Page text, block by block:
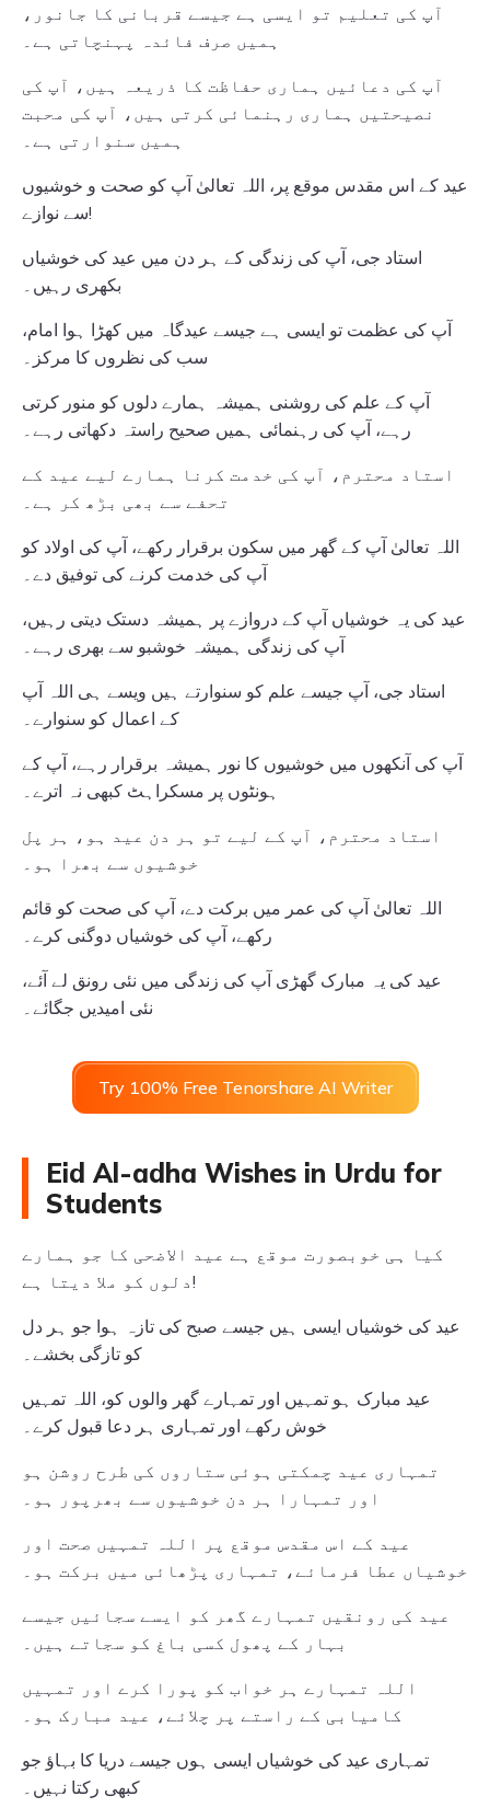
آپ کی تعلیم تو ایسی ہے جیسے قربانی کا جانور،
ہمیں صرف فائدہ پہنچاتی ہے۔
آپ کی دعائیں ہماری حفاظت کا ذریعہ ہیں، آپ کی
نصیحتیں ہماری رہنمائی کرتی ہیں، آپ کی محبت
ہمیں سنوارتی ہے۔
عید کے اس مقدس موقع پر، اللہ تعالیٰ آپ کو صحت و خوشیوں
سے نوازے!
استاد جی، آپ کی زندگی کے ہر دن میں عید کی خوشیاں
بکھری رہیں۔
آپ کی عظمت تو ایسی ہے جیسے عیدگاہ میں کھڑا ہوا امام،
سب کی نظروں کا مرکز۔
آپ کے علم کی روشنی ہمیشہ ہمارے دلوں کو منور کرتی
رہے، آپ کی رہنمائی ہمیں صحیح راستہ دکھاتی رہے۔
استاد محترم، آپ کی خدمت کرنا ہمارے لیے عید کے
تحفے سے بھی بڑھ کر ہے۔
اللہ تعالیٰ آپ کے گھر میں سکون برقرار رکھے، آپ کی اولاد کو
آپ کی خدمت کرنے کی توفیق دے۔
عید کی یہ خوشیاں آپ کے دروازے پر ہمیشہ دستک دیتی رہیں،
آپ کی زندگی ہمیشہ خوشبو سے بھری رہے۔
استاد جی، آپ جیسے علم کو سنوارتے ہیں ویسے ہی اللہ آپ
کے اعمال کو سنوارے۔
آپ کی آنکھوں میں خوشیوں کا نور ہمیشہ برقرار رہے، آپ کے
ہونٹوں پر مسکراہٹ کبھی نہ اترے۔
استاد محترم، آپ کے لیے تو ہر دن عید ہو، ہر پل
خوشیوں سے بھرا ہو۔
اللہ تعالیٰ آپ کی عمر میں برکت دے، آپ کی صحت کو قائم
رکھے، آپ کی خوشیاں دوگنی کرے۔
عید کی یہ مبارک گھڑی آپ کی زندگی میں نئی رونق لے آئے،
نئی امیدیں جگائے۔
Try 100% Free Tenorshare AI Writer
Eid Al-adha Wishes in Urdu for
Students
کیا ہی خوبصورت موقع ہے عید الاضحی کا جو ہمارے
دلوں کو ملا دیتا ہے!
عید کی خوشیاں ایسی ہیں جیسے صبح کی تازہ ہوا جو ہر دل
کو تازگی بخشے۔
عید مبارک ہو تمہیں اور تمہارے گھر والوں کو، اللہ تمہیں
خوش رکھے اور تمہاری ہر دعا قبول کرے۔
تمہاری عید چمکتی ہوئی ستاروں کی طرح روشن ہو
اور تمہارا ہر دن خوشیوں سے بھرپور ہو۔
عید کے اس مقدس موقع پر اللہ تمہیں صحت اور
خوشیاں عطا فرمائے، تمہاری پڑھائی میں برکت ہو۔
عید کی رونقیں تمہارے گھر کو ایسے سجائیں جیسے
بہار کے پھول کسی باغ کو سجاتے ہیں۔
اللہ تمہارے ہر خواب کو پورا کرے اور تمہیں
کامیابی کے راستے پر چلائے، عید مبارک ہو۔
تمہاری عید کی خوشیاں ایسی ہوں جیسے دریا کا بہاؤ جو
کبھی رکتا نہیں۔